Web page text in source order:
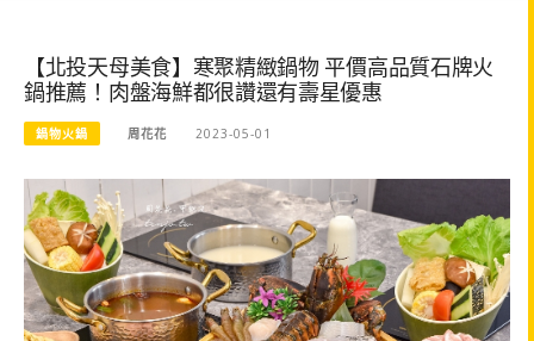
【北投天母美食】寒聚精緻鍋物 平價高品質石牌火
鍋推薦！肉盤海鮮都很讚還有壽星優惠
鍋物火鍋 周花花 2023-05-01